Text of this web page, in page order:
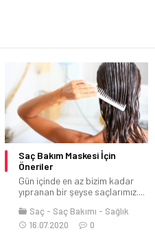
Saç Bakım Maskesi İçin
Öneriler
Gün içinde en az bizim kadar
yıpranan bir şeyse saçlarımız....
Saç Saç Bakımı
Sağlık
16.07.2020
0